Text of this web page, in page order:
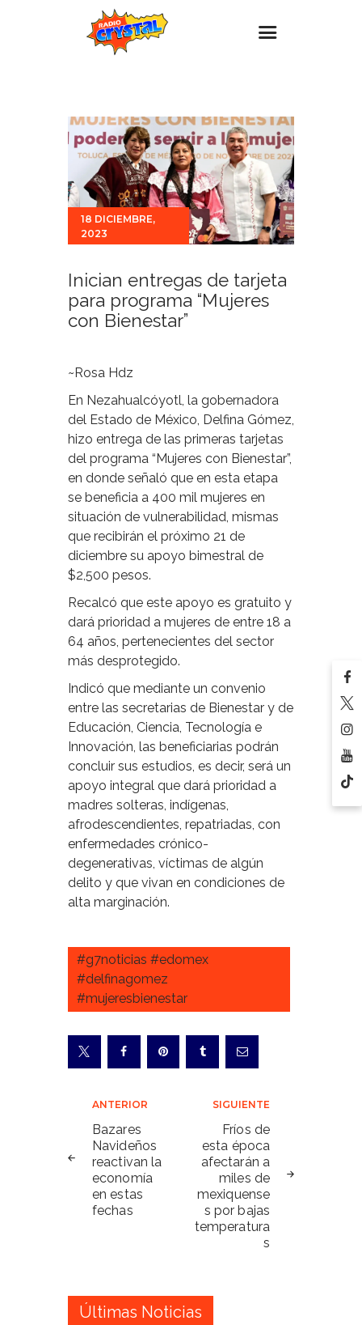
Estaciones
Eventos
Promociones
Noticias
Para ti
18 DICIEMBRE,
2023
Inician entregas de tarjeta
para programa “Mujeres
con Bienestar”
~Rosa Hdz
En Nezahualcóyotl, la gobernadora
del Estado de México, Delfina Gómez,
hizo entrega de las primeras tarjetas
del programa “Mujeres con Bienestar”,
en donde señaló que en esta etapa
se beneficia a 400 mil mujeres en
situación de vulnerabilidad, mismas
que recibirán el próximo 21 de
diciembre su apoyo bimestral de
$2,500 pesos.
Recalcó que este apoyo es gratuito y
dará prioridad a mujeres de entre 18 a
64 años, pertenecientes del sector
más desprotegido.
Indicó que mediante un convenio
entre las secretarias de Bienestar y de
Educación, Ciencia, Tecnología e
Innovación, las beneficiarias podrán
concluir sus estudios, es decir, será un
apoyo integral que dará prioridad a
madres solteras, indígenas,
afrodescendientes, repatriadas, con
enfermedades crónico-
degenerativas, víctimas de algún
delito y que vivan en condiciones de
alta marginación.
#g7noticias #edomex
#delfinagomez
#mujeresbienestar
Navegación
de
entradas
ANTERIOR
Bazares
Navideños
reactivan la
economía
en estas
fechas
SIGUIENTE
Fríos de
esta época
afectarán a
miles de
mexiquense
s por bajas
temperatura
s
Últimas Noticias